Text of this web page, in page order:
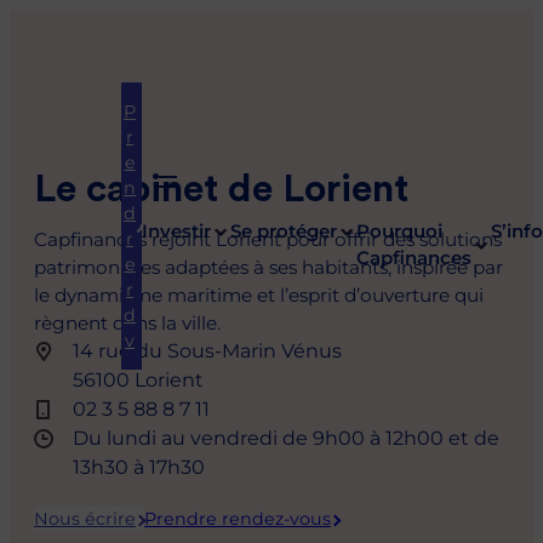
P
r
e
n
d
r
e
r
d
v
Investir
Épargne
Stratégie
d’épargne
vie
Immobilier
immobilière
Se protéger
Se protéger
Prévoyance
Assurance emprunteur
Pourquoi
Capfinances
À propos
La démarche
Capfinances
Qui sommes-
Carrières
Apporteurs
Nos guides
Construire
mon
patrimoine
Comment
Notre
Tous
des frais
Le cabinet de Lorient
Capfinances rejoint Lorient pour offrir des solutions
patrimoniales adaptées à ses habitants, inspirée par
le dynamisme maritime et l’esprit d’ouverture qui
règnent dans la ville.
14 rue du Sous-Marin Vénus
56100 Lorient
02 3 5 88 8 7 11
Du lundi au vendredi de 9h00 à 12h00 et de
13h30 à 17h30
Nous écrire Prendre rendez-vous